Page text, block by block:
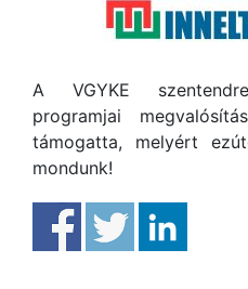
A VGYKE
programjai
támogatta, melyért
mondunk!